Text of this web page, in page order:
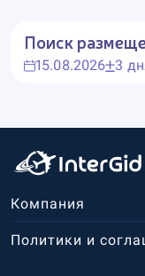
Поиск
15.08.2026 3
Компания
Политики и